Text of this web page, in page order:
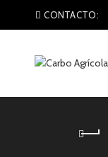
CONTACTO: